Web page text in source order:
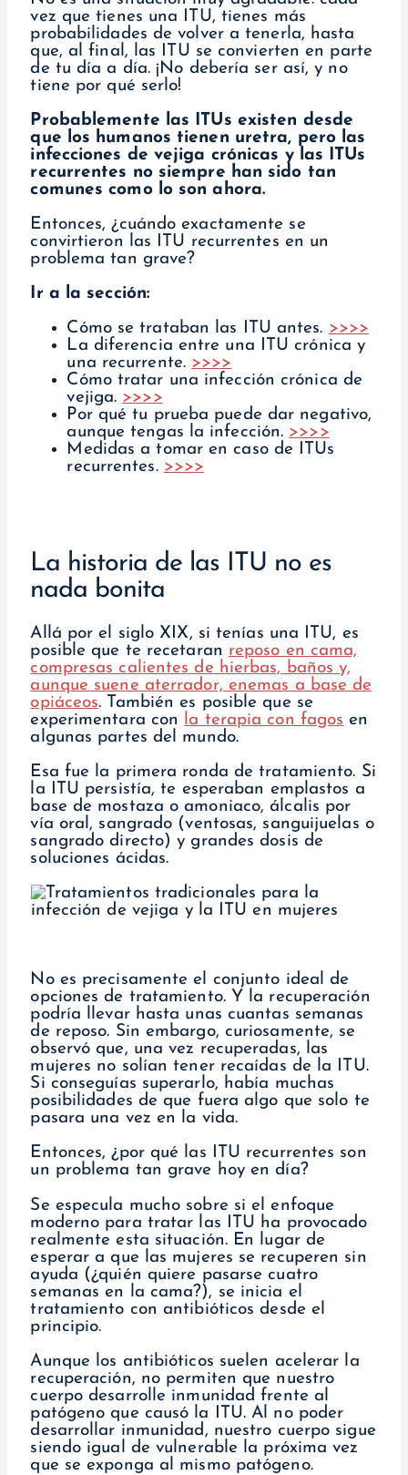
vez que tienes una ITU, tienes más
probabilidades de volver a tenerla, hasta
que, al final, las ITU se convierten en parte
de tu día a día. ¡No debería ser así, y no
tiene por qué serlo!
Probablemente las ITUs existen desde
que los humanos tienen uretra, pero las
infecciones de vejiga crónicas y las ITUs
recurrentes no siempre han sido tan
comunes como lo son ahora.
Entonces, ¿cuándo exactamente se
convirtieron las ITU recurrentes en un
problema tan grave?
Ir a la sección:
Cómo se trataban las ITU antes. >>>>
La diferencia entre una ITU crónica y
una recurrente. >>>>
Cómo tratar una infección crónica de
vejiga. >>>>
Por qué tu prueba puede dar negativo,
aunque tengas la infección. >>>>
Medidas a tomar en caso de ITUs
recurrentes. >>>>
La historia de las ITU no es
nada bonita
Allá por el siglo XIX, si tenías una ITU, es
posible que te recetaran reposo en cama,
compresas calientes de hierbas, baños y,
aunque suene aterrador, enemas a base de
opiáceos. También es posible que se
experimentara con la terapia con fagos en
algunas partes del mundo.
Esa fue la primera ronda de tratamiento. Si
la ITU persistía, te esperaban emplastos a
base de mostaza o amoniaco, álcalis por
vía oral, sangrado (ventosas, sanguijuelas o
sangrado directo) y grandes dosis de
soluciones ácidas.
No es precisamente el conjunto ideal de
opciones de tratamiento. Y la recuperación
podría llevar hasta unas cuantas semanas
de reposo. Sin embargo, curiosamente, se
observó que, una vez recuperadas, las
mujeres no solían tener recaídas de la ITU.
Si conseguías superarlo, había muchas
posibilidades de que fuera algo que solo te
pasara una vez en la vida.
Entonces, ¿por qué las ITU recurrentes son
un problema tan grave hoy en día?
Se especula mucho sobre si el enfoque
moderno para tratar las ITU ha provocado
realmente esta situación. En lugar de
esperar a que las mujeres se recuperen sin
ayuda (¿quién quiere pasarse cuatro
semanas en la cama?), se inicia el
tratamiento con antibióticos desde el
principio.
Aunque los antibióticos suelen acelerar la
recuperación, no permiten que nuestro
cuerpo desarrolle inmunidad frente al
patógeno que causó la ITU. Al no poder
desarrollar inmunidad, nuestro cuerpo sigue
siendo igual de vulnerable la próxima vez
que se exponga al mismo patógeno.